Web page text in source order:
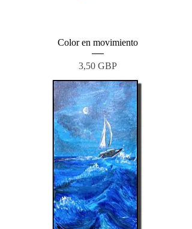
Color en movimiento
Precio
3,50 GBP